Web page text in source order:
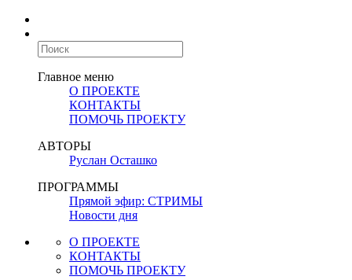
Главное меню
О ПРОЕКТЕ
КОНТАКТЫ
ПОМОЧЬ ПРОЕКТУ
АВТОРЫ
Руслан Осташко
ПРОГРАММЫ
Прямой эфир: СТРИМЫ
Новости дня
О ПРОЕКТЕ
КОНТАКТЫ
ПОМОЧЬ ПРОЕКТУ